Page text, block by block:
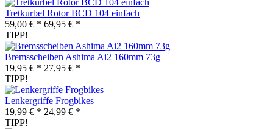
Tretkurbel Rotor BCD 104 einfach
59,00 € * 69,95 € *
TIPP!
Bremsscheiben Ashima Ai2 160mm 73g
19,95 € * 27,95 € *
TIPP!
Lenkergriffe Frogbikes
19,99 € * 24,99 € *
TIPP!